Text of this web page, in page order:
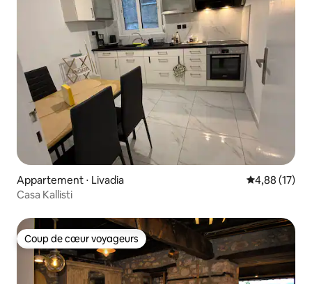
Appartement ⋅ Livadia Évaluation
4,88 (17)
Casa Kallisti
Coup de cœur voyageurs
Coup de cœur voyageurs